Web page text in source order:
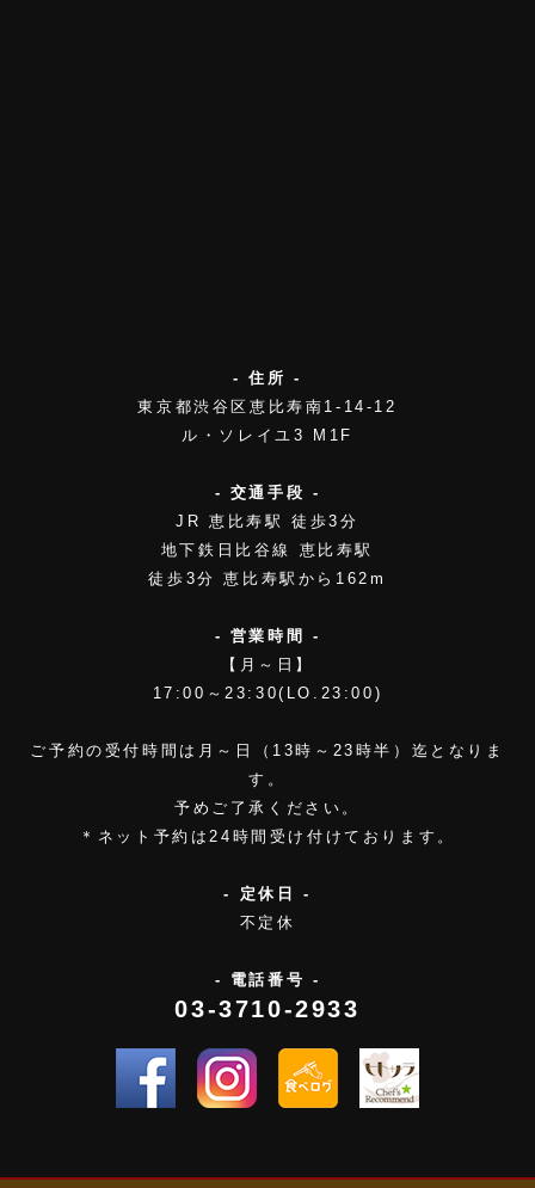
- 住所 -
東京都渋谷区恵比寿南1-14-12
ル・ソレイユ3 M1F
- 交通手段 -
JR 恵比寿駅 徒歩3分
地下鉄日比谷線 恵比寿駅
徒歩3分 恵比寿駅から162m
- 営業時間 -
【月～日】
17:00～23:30(LO.23:00)
ご予約の受付時間は月～日（13時～23時半）迄となりま
す。
予めご了承ください。
＊ネット予約は24時間受け付けております。
- 定休日 -
不定休
- 電話番号 -
03-3710-2933